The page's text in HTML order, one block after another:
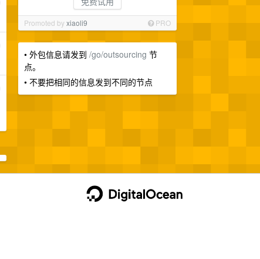
Promoted byxiaoli9 PRO
• 外包信息请发到 /go/outsourcing 节
点。
• 不要把相同的信息发到不同的节点